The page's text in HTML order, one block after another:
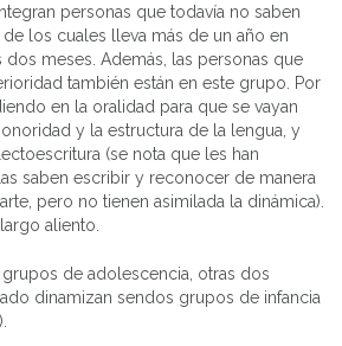
personas que todavía no saben
los cuales lleva más de un año en
dos meses. Además, las personas que
también están en este grupo. Por
en la oralidad para que se vayan
y la estructura de la lengua, y
(se nota que les han
saben escribir y reconocer de manera
pero no tienen asimilada la dinámica).
aliento.
de adolescencia, otras dos
dinamizan sendos grupos de infancia